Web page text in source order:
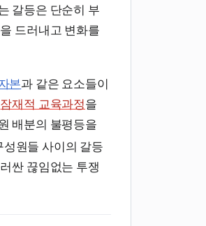
갈등은 단순히 부
드러내고 변화를
본과 같은 요소들이
잠재적 교육과정을
배분의 불평등을
원들 사이의 갈등
싼 끊임없는 투쟁